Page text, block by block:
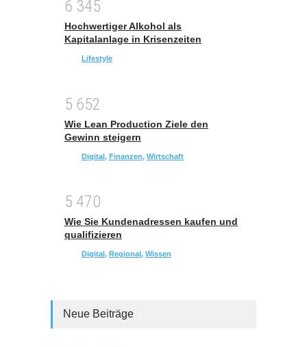
6 345
Hochwertiger Alkohol als
Kapitalanlage in Krisenzeiten
Lifestyle
5 652
Wie Lean Production Ziele den
Gewinn steigern
Digital, Finanzen, Wirtschaft
5 470
Wie Sie Kundenadressen kaufen und
qualifizieren
Digital, Regional, Wissen
Neue Beiträge